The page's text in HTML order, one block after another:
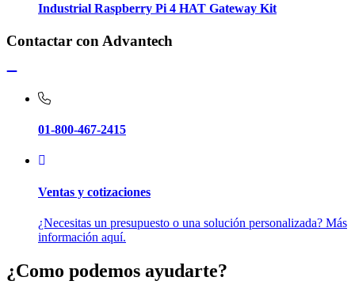
Industrial Raspberry Pi 4 HAT Gateway Kit
Contactar con Advantech
01-800-467-2415
Ventas y cotizaciones
¿Necesitas un presupuesto o una solución personalizada? Más
información aquí.
¿Como podemos ayudarte?